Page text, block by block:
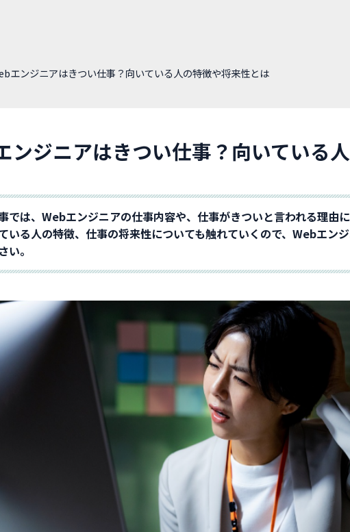
エンジニアはきつい仕事？向いている人の特徴や将来性とは
ンジニアはきつい仕事？向いている
では、Webエンジニアの仕事内容や、仕事がきついと言われる理由
いる人の特徴、仕事の将来性についても触れていくので、Webエン
い。